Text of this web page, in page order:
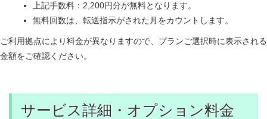
上記手数料：2,200円分が無料となります。
無料回数は、転送指示がされた月をカウントします。
ご利用拠点により料金が異なりますので、プランご選択時に表示される
金額をご確認ください。
サービス詳細・オプション料金